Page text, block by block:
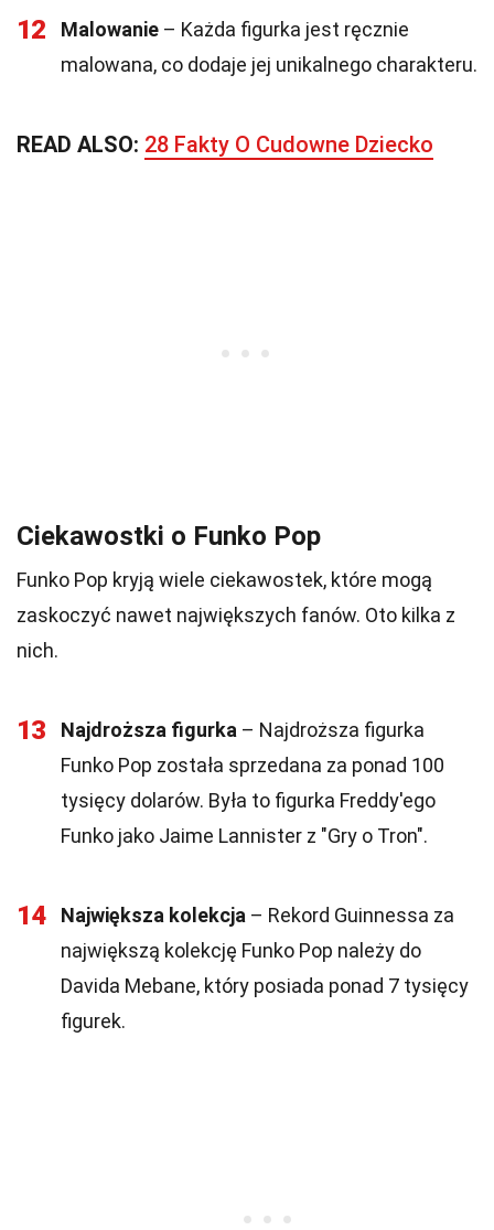
12 Malowanie – Każda figurka jest ręcznie
malowana, co dodaje jej unikalnego charakteru.
READ ALSO: 28 Fakty O Cudowne Dziecko
Ciekawostki o Funko Pop
Funko Pop kryją wiele ciekawostek, które mogą
zaskoczyć nawet największych fanów. Oto kilka z
nich.
13 Najdroższa figurka – Najdroższa figurka
Funko Pop została sprzedana za ponad 100
tysięcy dolarów. Była to figurka Freddy'ego
Funko jako Jaime Lannister z "Gry o Tron".
14 Największa kolekcja – Rekord Guinnessa za
największą kolekcję Funko Pop należy do
Davida Mebane, który posiada ponad 7 tysięcy
figurek.